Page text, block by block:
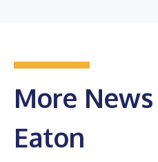
More
Eaton